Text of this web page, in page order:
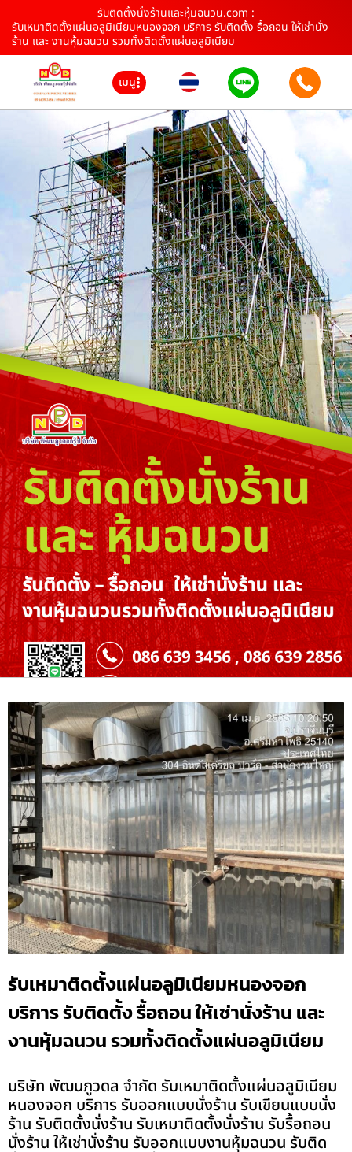
รับติดตั้งนั่งร้านและหุ้มฉนวน.com :
รับเหมาติดตั้งแผ่นอลูมิเนียมหนองจอก บริการ รับติดตั้ง รื้อถอน ให้เช่านั่ง
ร้าน และ งานหุ้มฉนวน รวมทั้งติดตั้งแผ่นอลูมิเนียม
เมนู
รับเหมาติดตั้งแผ่นอลูมิเนียมหนองจอก
บริการ รับติดตั้ง รื้อถอน ให้เช่านั่งร้าน และ
งานหุ้มฉนวน รวมทั้งติดตั้งแผ่นอลูมิเนียม
บริษัท พัฒนภูวดล จำกัด รับเหมาติดตั้งแผ่นอลูมิเนียม
หนองจอก บริการ รับออกแบบนั่งร้าน รับเขียนแบบนั่ง
ร้าน รับติดตั้งนั่งร้าน รับเหมาติดตั้งนั่งร้าน รับรื้อถอน
นั่งร้าน ให้เช่านั่งร้าน รับออกแบบงานหุ้มฉนวน รับติด